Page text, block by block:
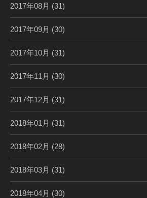
2017年08月 (31)
2017年09月 (30)
2017年10月 (31)
2017年11月 (30)
2017年12月 (31)
2018年01月 (31)
2018年02月 (28)
2018年03月 (31)
2018年04月 (30)